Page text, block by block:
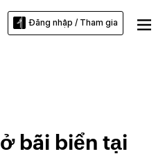
Đăng nhập / Tham gia
bãi biển tại